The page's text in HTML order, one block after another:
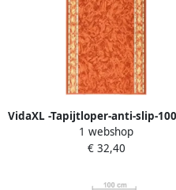
VidaXL -Tapijtloper-anti-slip-
cm-terracottakleurig
1 webshop
€ 32,40